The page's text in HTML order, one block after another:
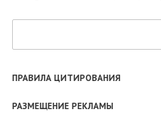
ПРАВИЛА ЦИТИРОВАНИЯ
РАЗМЕЩЕНИЕ РЕКЛАМЫ